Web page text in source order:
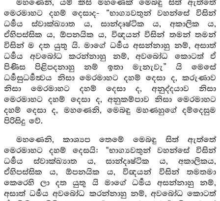
මහණෙනි, යම් කිසි මහණෙක් මෙබඳු සිත් ඇත්තේ
මෙරමාහට දහම් දෙසාද- “භාග්‍යවතුන් වහන්සේ විසින්
ධර්‍මය ස්වාක්ඛ්‍යාත ය, සාන්දෘෂ්ටික ය, අකාලික ය,
ඒහිපස්සික ය, ඕපනයික ය, විඥයන් විසින් තමන් තමන්
විසින් ම දත යුතු යි. මාගේ ධර්‍මය අසන්නාහු නම්, අසාත්
ධර්‍මය අවබෝධ කරන්නාහු නම්, අවබෝධ කොටත් ඒ
පිණිස පිළිපදනාහු නම් ඉතා මැනැවැ” යි මෙසේ
ධර්‍මසුධර්‍මත්‍වය නිසා මෙරමාහට දහම් දෙසා ද, කරුණාව
නිසා මෙරමාහට දහම් දෙසා ද, අනුද්දයාව නිසා
මෙරමාහට දහම් දෙසා ද, අනුකම්පාව නිසා මෙරමාහට
දහම් දෙසා ද, මහණෙනි, මෙබඳු මහණහුගේ දම්දෙසුම
පිරිසිදු වේ.
මහණෙනි, කාශ්‍යප තෙමේ මෙබඳු සිත් ඇත්තේ
මෙරමාහට දහම් දෙසයි: “භාග්‍යවතුන් වහන්සේ විසින්
ධර්‍මය ස්වාක්ඛ්‍යාත ය, සාන්දෘෂ්ටික ය, අකාලිකය,
ඒහිපස්සික ය, ඕපනයික ය, විඥයන් විසින් තමතමා
කෙරෙහි ලා දත යුතු යි මාගේ ධර්‍මය අසන්නාහු නම්,
අසාත් ධර්‍මය අවබෝධ කරන්නාහු නම්, අවබෝධ කොටත්